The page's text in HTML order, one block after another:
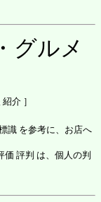
グルメ
介 ］
識 を参考に、お店へ
価 評判 は、個人の判